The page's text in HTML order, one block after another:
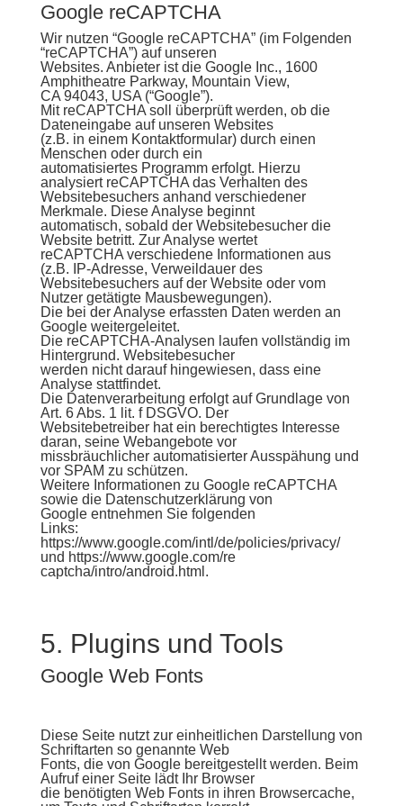
Google reCAPTCHA
Wir nutzen “Google reCAPTCHA” (im Folgenden
“reCAPTCHA”) auf unseren
Websites. Anbieter ist die Google Inc., 1600
Amphitheatre Parkway, Mountain View,
CA 94043, USA (“Google”).
Mit reCAPTCHA soll überprüft werden, ob die
Dateneingabe auf unseren Websites
(z.B. in einem Kontaktformular) durch einen
Menschen oder durch ein
automatisiertes Programm erfolgt. Hierzu
analysiert reCAPTCHA das Verhalten des
Websitebesuchers anhand verschiedener
Merkmale. Diese Analyse beginnt
automatisch, sobald der Websitebesucher die
Website betritt. Zur Analyse wertet
reCAPTCHA verschiedene Informationen aus
(z.B. IP-Adresse, Verweildauer des
Websitebesuchers auf der Website oder vom
Nutzer getätigte Mausbewegungen).
Die bei der Analyse erfassten Daten werden an
Google weitergeleitet.
Die reCAPTCHA-Analysen laufen vollständig im
Hintergrund. Websitebesucher
werden nicht darauf hingewiesen, dass eine
Analyse stattfindet.
Die Datenverarbeitung erfolgt auf Grundlage von
Art. 6 Abs. 1 lit. f DSGVO. Der
Websitebetreiber hat ein berechtigtes Interesse
daran, seine Webangebote vor
missbräuchlicher automatisierter Ausspähung und
vor SPAM zu schützen.
Weitere Informationen zu Google reCAPTCHA
sowie die Datenschutzerklärung von
Google entnehmen Sie folgenden
Links:
https://www.google.com/intl/de/policies/privacy/
und https://www.google.com/re
captcha/intro/android.html.
5. Plugins und Tools
Google Web Fonts
Diese Seite nutzt zur einheitlichen Darstellung von
Schriftarten so genannte Web
Fonts, die von Google bereitgestellt werden. Beim
Aufruf einer Seite lädt Ihr Browser
die benötigten Web Fonts in ihren Browsercache,